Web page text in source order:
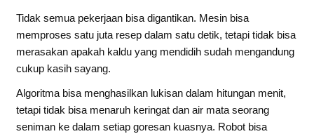
Tidak semua pekerjaan bisa digantikan. Mesin bisa
memproses satu juta resep dalam satu detik, tetapi tidak bisa
merasakan apakah kaldu yang mendidih sudah mengandung
cukup kasih sayang.
Algoritma bisa menghasilkan lukisan dalam hitungan menit,
tetapi tidak bisa menaruh keringat dan air mata seorang
seniman ke dalam setiap goresan kuasnya. Robot bisa